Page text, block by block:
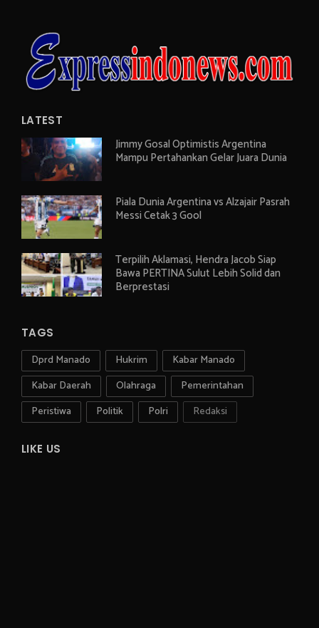
LATEST
Jimmy Gosal Optimistis Argentina
Mampu Pertahankan Gelar Juara Dunia
Piala Dunia Argentina vs Alzajair Pasrah
Messi Cetak 3 Gool
Terpilih Aklamasi, Hendra Jacob Siap
Bawa PERTINA Sulut Lebih Solid dan
Berprestasi
TAGS
Dprd Manado Hukrim
Kabar Manado
Kabar Daerah
Olahraga
Pemerintahan
Peristiwa
Politik Polri Redaksi
LIKE US